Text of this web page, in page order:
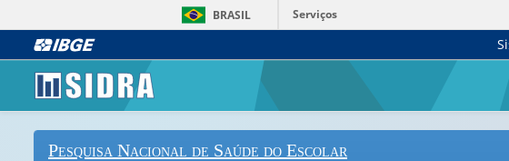
BRASIL Serviços
Pesquisa Nacional de Saúde do Escolar